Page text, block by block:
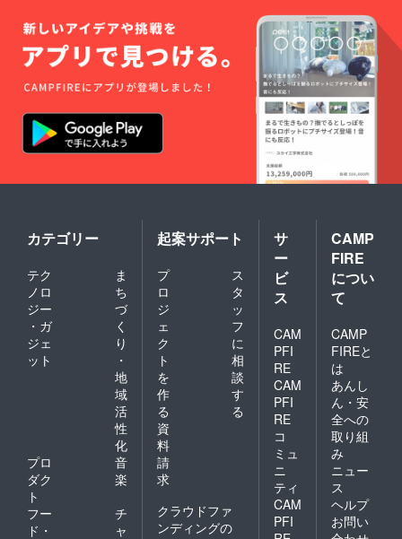
カテゴリー
テク
ノロ
ジー
・ガ
ジェ
ット
ま
ち
づ
く
り
・
地
域
活
性
化
プロ
ダク
ト
音
楽
フー
ド・
チ
ャ
起案サポート
プ
ロ
ジ
ェ
ク
ト
を
作
る
ス
タ
ッ
フ
に
相
談
す
る
資
料
請
求
クラウドファ
ンディングの
サ
ー
ビ
ス
CAM
PFI
RE
CAM
PFI
RE
コ
ミュ
ニ
ティ
CAM
PFI
CAMP
FIRE
につい
て
CAMP
FIREと
は
あんし
ん・安
全への
取り組
み
ニュー
ス
ヘルプ
お問い